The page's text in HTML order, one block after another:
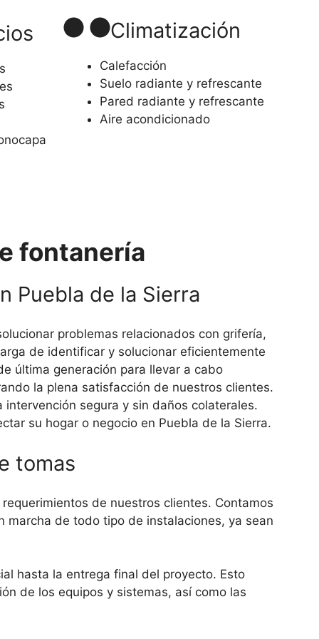
Climatización
Calefacción
Suelo radiante y refrescante
Pared radiante y refrescante
Aire acondicionado
fontanería
Puebla de la Sierra
problemas relacionados con grifería,
de identificar y solucionar eficientemente
última generación para llevar a cabo
la plena satisfacción de nuestros clientes.
segura y sin daños colaterales.
su hogar o negocio en Puebla de la Sierra.
tomas
de nuestros clientes. Contamos
marcha de todo tipo de instalaciones, ya sean
hasta la entrega final del proyecto. Esto
de los equipos y sistemas, así como las